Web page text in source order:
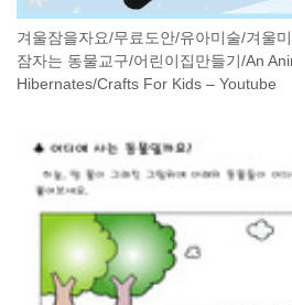
겨울잠을자요/무료도안/유아미술/겨울
잠자는 동물교구/어린이집만들기/An
Hibernates/Crafts For Kids – Youtube